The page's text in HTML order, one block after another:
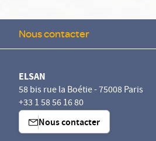
Nous contacter
ELSAN
58 bis rue la Boétie - 75008 Paris
+33 1 58 56 16 80
Nous contacter